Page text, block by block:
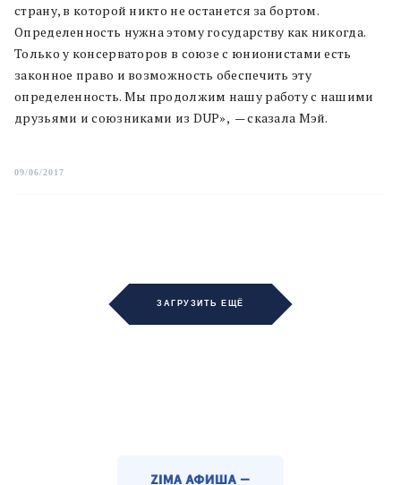
страну, в которой никто не останется за бортом.
Определенность нужна этому государству как никогда.
Только у консерваторов в союзе с юнионистами есть
законное право и возможность обеспечить эту
определенность. Мы продолжим нашу работу с нашими
друзьями и союзниками из DUP», — сказала Мэй.
09/06/2017
ЗАГРУЗИТЬ ЕЩЁ